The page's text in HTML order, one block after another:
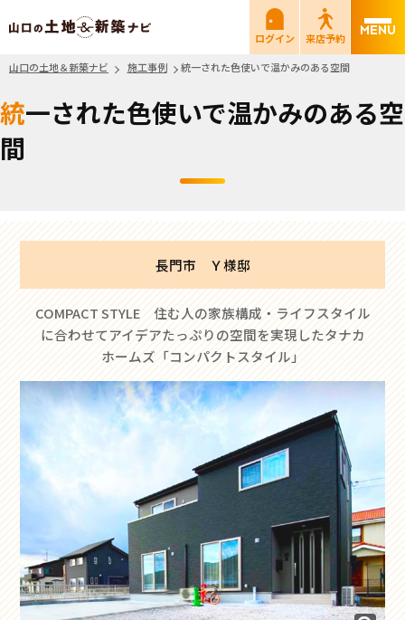
山口の土地＆新築ナビ
ログイン
来店予約
山口の土地＆新築ナビ
施工事例 統一された色使いで温かみのある空間
統一された色使いで温かみのある空
間
長門市 Ｙ様邸
COMPACT STYLE 住む人の家族構成・ライフスタイル
に合わせてアイデアたっぷりの空間を実現したタナカ
ホームズ「コンパクトスタイル」